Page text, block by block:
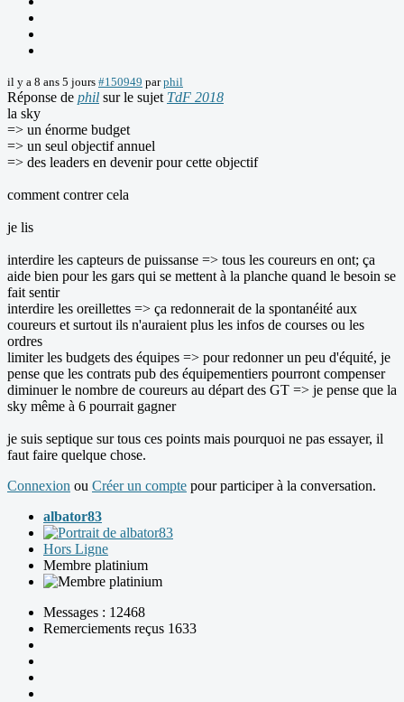
il y a 8 ans 5 jours #150949 parphil
Réponse de phil sur le sujet TdF 2018
la sky
=> un énorme budget
=> un seul objectif annuel
=> des leaders en devenir pour cette objectif
comment contrer cela
je lis
interdire les capteurs de puissanse => tous les coureurs en ont; ça
aide bien pour les gars qui se mettent à la planche quand le besoin se
fait sentir
interdire les oreillettes => ça redonnerait de la spontanéité aux
coureurs et surtout ils n'auraient plus les infos de courses ou les
ordres
limiter les budgets des équipes => pour redonner un peu d'équité, je
pense que les contrats pub des équipementiers pourront compenser
diminuer le nombre de coureurs au départ des GT => je pense que la
sky même à 6 pourrait gagner
je suis septique sur tous ces points mais pourquoi ne pas essayer, il
faut faire quelque chose.
Connexion ou Créer un compte pour participer à la conversation.
albator83
Hors Ligne
Membre platinium
Messages : 12468
Remerciements reçus 1633